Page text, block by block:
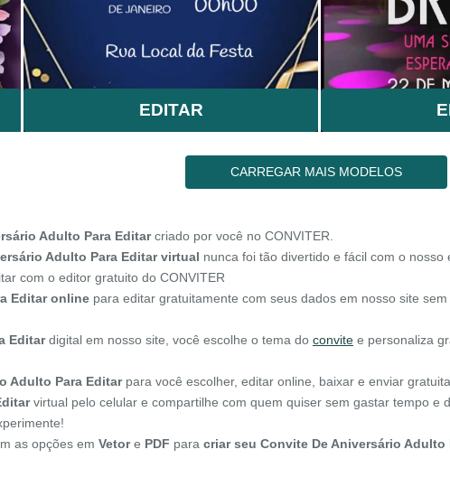
EDITAR
CARREGAR MAIS MODELOS
Adulto Para Editarcriado por você no CONVITER.
Adulto Para Editar virtual nunca foi tão divertido e fácil com o nosso
com o editor gratuito do CONVITER
Editar online para editar gratuitamente com seus dados em nosso site
Editardigital em nosso site, você escolhe o tema do convite e personaliza
Adulto Para Editarpara você escolher, editar online, baixar e enviar
virtual pelo celular e compartilhe com quem quiser sem gastar tempo e
as opções em Vetore PDF para criar seu Convite De Aniversário Adulto